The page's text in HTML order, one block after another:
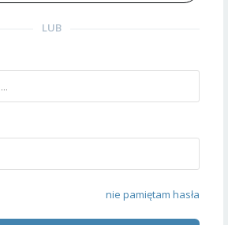
LUB
nie pamiętam hasła